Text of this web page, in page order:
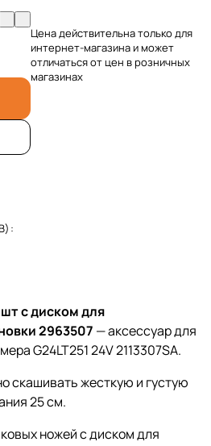
:
Цена действительна только для
интернет-магазина и может
отличаться от цен в розничных
магазинах
с диском для
2963507 — аксессуардля
G24LT251 24V 2113307SA.
скашивать жесткую и густую
25 см.
ножей с диском для